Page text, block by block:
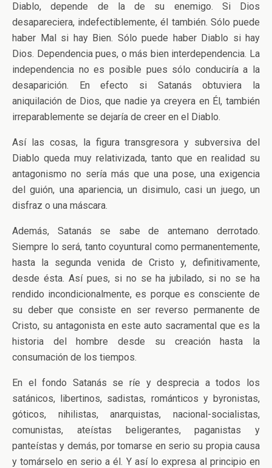
Diablo, depende de la de su enemigo. Si Dios
desapareciera, indefectiblemente, él también. Sólo puede
haber Mal si hay Bien. Sólo puede haber Diablo si hay
Dios. Dependencia pues, o más bien interdependencia. La
independencia no es posible pues sólo conduciría a la
desaparición. En efecto si Satanás obtuviera la
aniquilación de Dios, que nadie ya creyera en Él, también
irreparablemente se dejaría de creer en el Diablo.
Así las cosas, la figura transgresora y subversiva del
Diablo queda muy relativizada, tanto que en realidad su
antagonismo no sería más que una pose, una exigencia
del guión, una apariencia, un disimulo, casi un juego, un
disfraz o una máscara.
Además, Satanás se sabe de antemano derrotado.
Siempre lo será, tanto coyuntural como permanentemente,
hasta la segunda venida de Cristo y, definitivamente,
desde ésta. Así pues, si no se ha jubilado, si no se ha
rendido incondicionalmente, es porque es consciente de
su deber que consiste en ser reverso permanente de
Cristo, su antagonista en este auto sacramental que es la
historia del hombre desde su creación hasta la
consumación de los tiempos.
En el fondo Satanás se ríe y desprecia a todos los
satánicos, libertinos, sadistas, románticos y byronistas,
góticos, nihilistas, anarquistas, nacional-socialistas,
comunistas, ateístas beligerantes, paganistas y
panteístas y demás, por tomarse en serio su propia causa
y tomárselo en serio a él. Y así lo expresa al principio en